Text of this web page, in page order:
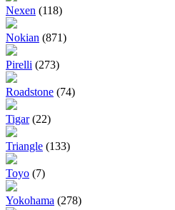
Nexen (118)
Nokian (871)
Pirelli (273)
Roadstone (74)
Tigar (22)
Triangle (133)
Toyo (7)
Yokohama (278)